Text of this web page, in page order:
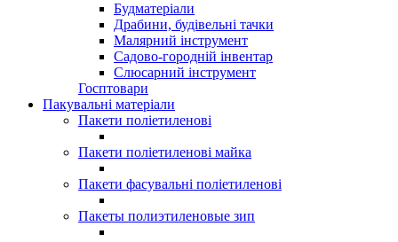
Будматеріали
Драбини, будівельні тачки
Малярний інструмент
Садово-городній інвентар
Слюсарний інструмент
Госптовари
Пакувальні матеріали
Пакети поліетиленові
Пакети поліетиленові майка
Пакети фасувальні поліетиленові
Пакеты полиэтиленовые зип